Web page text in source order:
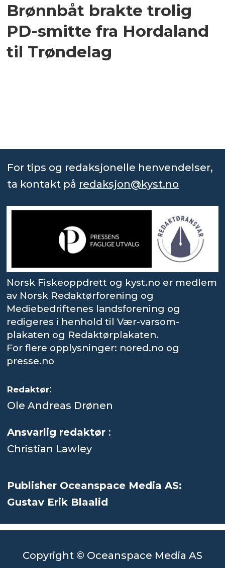
Brønnbåt brakte trolig
PD-smitte fra Hordaland
til Trøndelag
For tips og redaksjonelle henvendelser,
ta kontakt på redaksjon@kyst.no
Norsk Fiskeoppdrett og kyst.no er medlem
av Norsk Redaktørforening og
Mediebedriftenes landsforening og
redigeres i henhold til Vær-varsom-
plakaten og Redaktørplakaten.
For flere opplysninger: nored.no og
presse.no
Redaktør:
Ole Andreas Drønen
Ansvarlig redaktør :
Christian Lawley
Publisher Oceanspace Media AS:
Gustav Erik Blaalid
Copyright © Oceanspace Media AS